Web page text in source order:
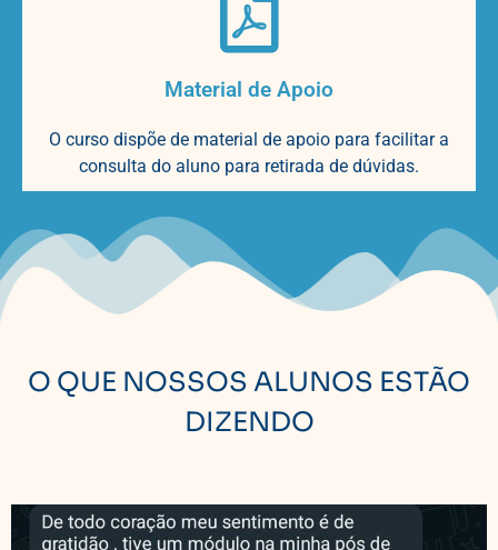
Material de Apoio
O curso dispõe de material de apoio para facilitar a
consulta do aluno para retirada de dúvidas.
O QUE NOSSOS ALUNOS ESTÃO
DIZENDO